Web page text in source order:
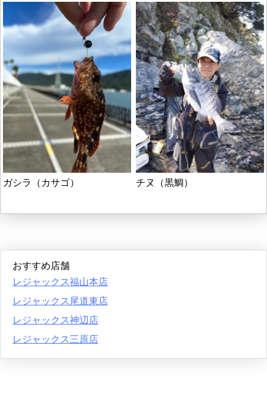
ガシラ（カサゴ） チヌ（黒鯛）
おすすめ店舗
レジャックス福山本店
レジャックス尾道東店
レジャックス神辺店
レジャックス三原店